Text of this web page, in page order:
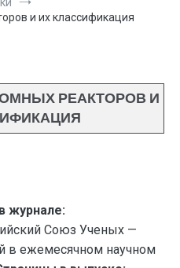
и их классификация
РЕАКТОРОВ И
журнале:
Союз Ученых —
в ежемесячном научном